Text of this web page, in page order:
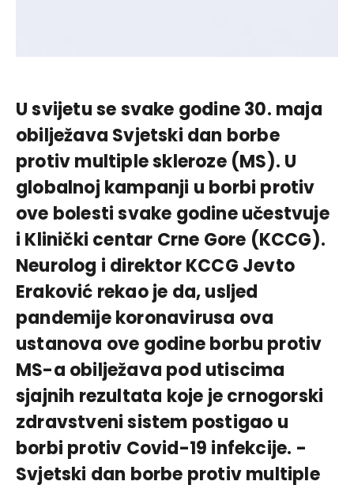
U svijetu se svake godine 30. maja
obilježava Svjetski dan borbe
protiv multiple skleroze (MS). U
globalnoj kampanji u borbi protiv
ove bolesti svake godine učestvuje
i Klinički centar Crne Gore (KCCG).
Neurolog i direktor KCCG Jevto
Eraković rekao je da, usljed
pandemije koronavirusa ova
ustanova ove godine borbu protiv
MS-a obilježava pod utiscima
sjajnih rezultata koje je crnogorski
zdravstveni sistem postigao u
borbi protiv Covid-19 infekcije. -
Svjetski dan borbe protiv multiple